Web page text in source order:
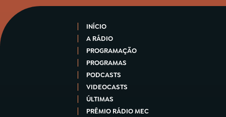
INÍCIO
A RÁDIO
PROGRAMAÇÃO
PROGRAMAS
PODCASTS
VIDEOCASTS
ÚLTIMAS
PRÊMIO RÁDIO MEC